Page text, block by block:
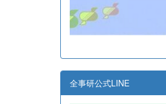
全事研公式LINE